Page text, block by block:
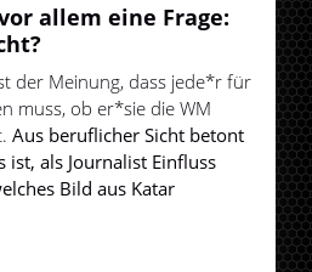
allem eine Frage:
der Meinung, dass jede*r für
muss, ob er*sie die WM
Aus beruflicher Sicht betont
ist, als Journalist Einfluss
Bild aus Katar